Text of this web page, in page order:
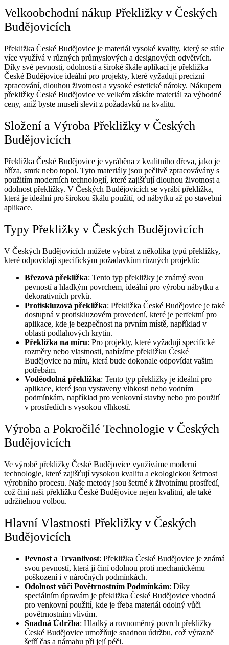
Velkoobchodní nákup Překližky v Českých
Budějovicích
Překližka České Budějovice je materiál vysoké kvality, který se stále
více využívá v různých průmyslových a designových odvětvích.
Díky své pevnosti, odolnosti a široké škále aplikací je překližka
České Budějovice ideální pro projekty, které vyžadují precizní
zpracování, dlouhou životnost a vysoké estetické nároky. Nákupem
překližky České Budějovice ve velkém získáte materiál za výhodné
ceny, aniž byste museli slevit z požadavků na kvalitu.
Složení a Výroba Překližky v Českých
Budějovicích
Překližka České Budějovice je vyráběna z kvalitního dřeva, jako je
bříza, smrk nebo topol. Tyto materiály jsou pečlivě zpracovávány s
použitím moderních technologií, které zajišťují dlouhou životnost a
odolnost překližky. V Českých Budějovicích se vyrábí překližka,
která je ideální pro širokou škálu použití, od nábytku až po stavební
aplikace.
Typy Překližky v Českých Budějovicích
V Českých Budějovicích můžete vybírat z několika typů překližky,
které odpovídají specifickým požadavkům různých projektů:
Březová překližka: Tento typ překližky je známý svou
pevností a hladkým povrchem, ideální pro výrobu nábytku a
dekorativních prvků.
Protiskluzová překližka: Překližka České Budějovice je také
dostupná v protiskluzovém provedení, které je perfektní pro
aplikace, kde je bezpečnost na prvním místě, například v
oblasti podlahových krytin.
Překližka na míru: Pro projekty, které vyžadují specifické
rozměry nebo vlastnosti, nabízíme překližku České
Budějovice na míru, která bude dokonale odpovídat vašim
potřebám.
Voděodolná překližka: Tento typ překližky je ideální pro
aplikace, které jsou vystaveny vlhkosti nebo vodním
podmínkám, například pro venkovní stavby nebo pro použití
v prostředích s vysokou vlhkostí.
Výroba a Pokročilé Technologie v Českých
Budějovicích
Ve výrobě překližky České Budějovice využíváme moderní
technologie, které zajišťují vysokou kvalitu a ekologickou šetrnost
výrobního procesu. Naše metody jsou šetrné k životnímu prostředí,
což činí naši překližku České Budějovice nejen kvalitní, ale také
udržitelnou volbou.
Hlavní Vlastnosti Překližky v Českých
Budějovicích
Pevnost a Trvanlivost: Překližka České Budějovice je známá
svou pevností, která ji činí odolnou proti mechanickému
poškození i v náročných podmínkách.
Odolnost vůči Povětrnostním Podmínkám: Díky
speciálním úpravám je překližka České Budějovice vhodná
pro venkovní použití, kde je třeba materiál odolný vůči
povětrnostním vlivům.
Snadná Údržba: Hladký a rovnoměrný povrch překližky
České Budějovice umožňuje snadnou údržbu, což výrazně
šetří čas a námahu při její péči.